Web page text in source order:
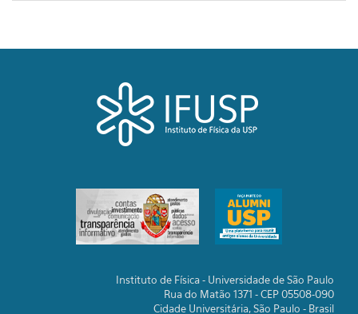
Instituto de Física - Universidade de São Paulo
Rua do Matão 1371 - CEP 05508-090
Cidade Universitária, São Paulo - Brasil